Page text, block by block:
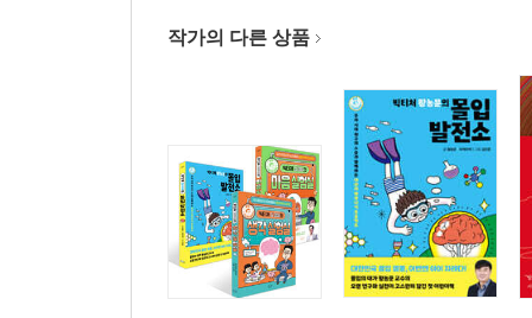
작가의 다른 상품